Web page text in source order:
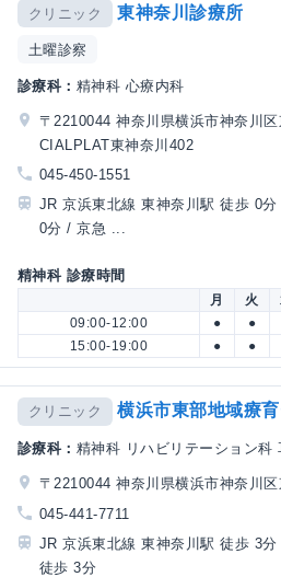
クリニック 東神奈川診療所
土曜診察
診療科： 精神科 心療内科
〒2210044 神奈川県横浜市神奈川
CIALPLAT東神奈川402
045-450-1551
JR 京浜東北線 東神奈川駅 徒歩 0
0分 / 京急 ...
精神科 診療時間
月 火
09:00-12:00
● ●
15:00-19:00
● ●
クリニック 横浜市東部地域療
診療科： 精神科 リハビリテーション科
〒2210044 神奈川県横浜市神奈川
045-441-7711
JR 京浜東北線 東神奈川駅 徒歩 3
徒歩 3分